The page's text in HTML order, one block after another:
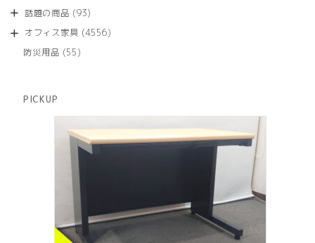
商
話題の商品 9393
の
オフィス家具 45564556
防災用品 5555
PICKUP